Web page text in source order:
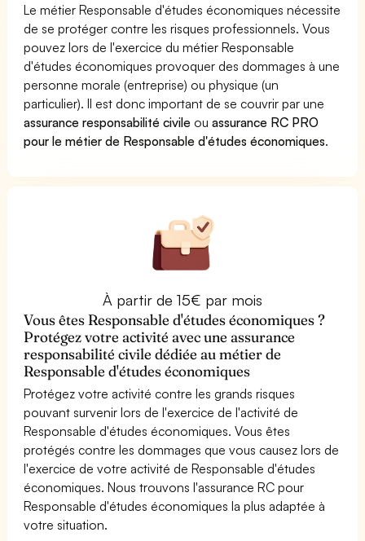
Le métier Responsable d'études économiques nécessite
de se protéger contre les risques professionnels. Vous
pouvez lors de l'exercice du métier Responsable
d'études économiques provoquer des dommages à une
personne morale (entreprise) ou physique (un
particulier). Il est donc important de se couvrir par une
assurance responsabilité civile ouassurance RC PRO
pour le métier de Responsable d'études économiques.
À partir de 15€ par mois
Vous êtes Responsable d'études économiques ?
Protégez votre activité avec une assurance
responsabilité civile dédiée au métier de
Responsable d'études économiques
Protégez votre activité contre les grands risques
pouvant survenir lors de l'exercice de l'activité de
Responsable d'études économiques. Vous êtes
protégés contre les dommages que vous causez lors de
l'exercice de votre activité de Responsable d'études
économiques. Nous trouvons l'assurance RC pour
Responsable d'études économiques la plus adaptée à
votre situation.